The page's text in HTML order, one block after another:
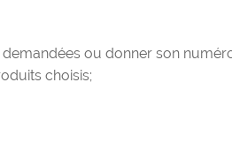
ou donner son
choisis;